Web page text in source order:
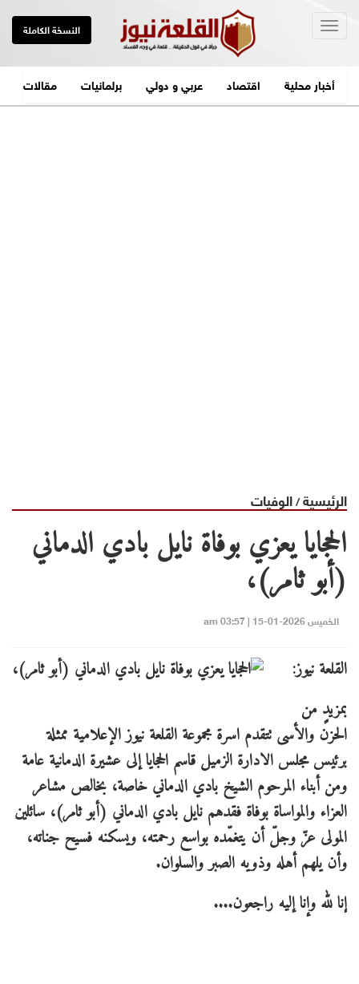
النسخة الكاملة
أخبار محلية اقتصاد عربي و دولي برلمانيات مقالات
الرئيسية/الوفيات
الحجايا يعزي بوفاة نايل بادي الدماني
(أبو ثامر)،
الخميس 2026-01-15 | 03:57 am
القلعة نيوز:
بمزيدٍ من
الحزن والأسى تتقدم اسرة مجموعة القلعة نيوز الإعلامية ممثلة
برئيس مجلس الادارة الزميل قاسم الحجايا إلى عشيرة الدمانية عامة
ومن أبناء المرحوم الشيخ بادي الدماني خاصة، بخالص مشاعر
العزاء والمواساة بوفاة فقدهم نايل بادي الدماني (أبو ثامر)، سائلين
المولى عزّ وجلّ أن يتغمّده بواسع رحمته، ويسكنه فسيح جناته،
وأن يلهم أهله وذويه الصبر والسلوان.
إنا لله وإنا إليه راجعون....